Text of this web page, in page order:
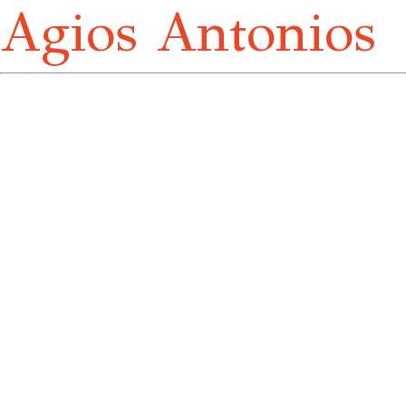
Agios Antonios